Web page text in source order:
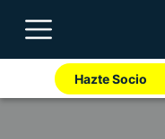
Hazte Socio